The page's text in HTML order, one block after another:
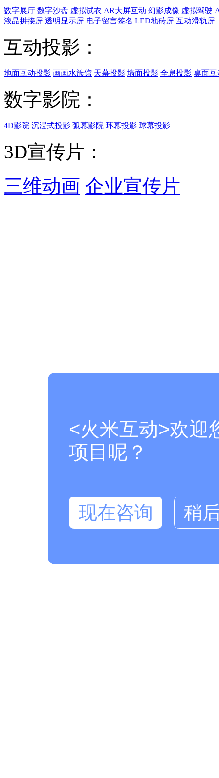
数字展厅 数字沙盘 虚拟试衣 AR大屏互动 幻影成像 虚拟驾驶
液晶拼接屏 透明显示屏 电子留言签名 LED地砖屏 互动滑轨屏
互动投影：
地面互动投影 画画水族馆 天幕投影 墙面投影 全息投影 桌面互
数字影院：
4D影院 沉浸式投影 弧幕影院 环幕投影 球幕投影
3D宣传片：
三维动画 企业宣传片
<火米互动>欢迎
项目呢？
现在咨询 稍